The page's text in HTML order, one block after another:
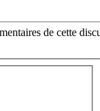
de cette